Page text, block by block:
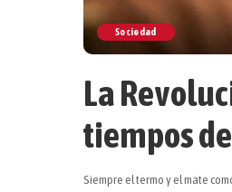
Sociedad
La
tiempos
Siempre el termo y el mate